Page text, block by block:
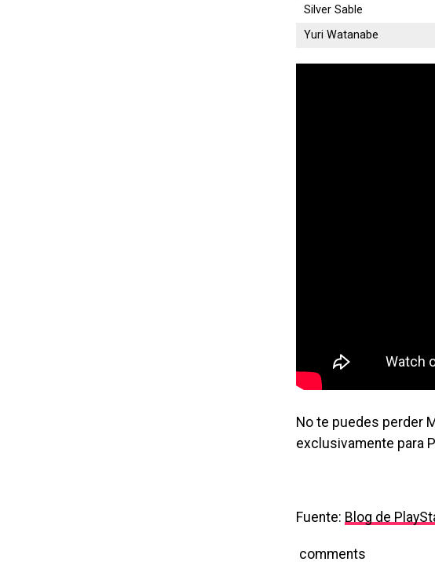
Silver Sable
Yuri Watanabe
No te puedes perder
exclusivamente para
Fuente: Blog de
comments